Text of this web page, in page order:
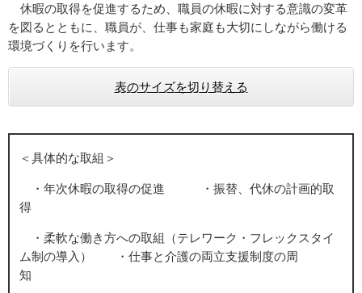
休暇の取得を促進するため、職員の休暇に対する意識の変革
を図るとともに、職員が、仕事も家庭も大切にしながら働ける
環境づくりを行います。
表のサイズを切り替える
＜具体的な取組＞
・年次休暇の取得の促進 ・振替、代休の計画的取
得
・柔軟な働き方への取組（テレワーク・フレックスタイ
ム制の導入） ・仕事と介護の両立支援制度の周
知